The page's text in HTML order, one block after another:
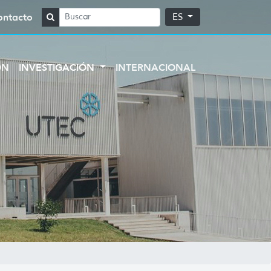
ES
INVESTIGACIÓN INTERNACIONAL